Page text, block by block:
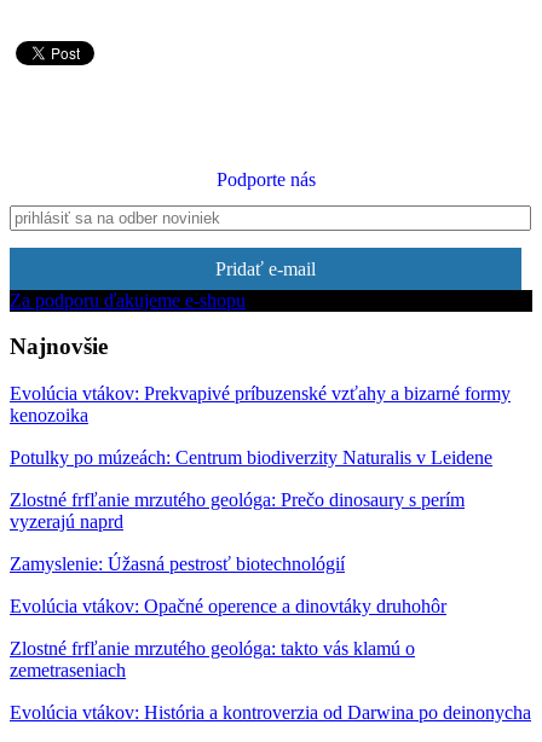
Podporte nás
Pridať e-mail
Za podporu ďakujeme e-shopu
Najnovšie
Evolúcia vtákov: Prekvapivé príbuzenské vzťahy a bizarné formy
kenozoika
Potulky po múzeách: Centrum biodiverzity Naturalis v Leidene
Zlostné frfľanie mrzutého geológa: Prečo dinosaury s perím
vyzerajú naprd
Zamyslenie: Úžasná pestrosť biotechnológií
Evolúcia vtákov: Opačné operence a dinovtáky druhohôr
Zlostné frfľanie mrzutého geológa: takto vás klamú o
zemetraseniach
Evolúcia vtákov: História a kontroverzia od Darwina po deinonycha